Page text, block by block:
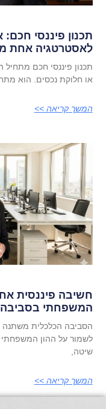
תכנון פיננסי חכם:
לאסטרטגיה אחת
תכנון פיננסי חכם
או חלוקת נכסים. הוא
המשך קריאה >>
חשיבה פיננסית
המשפחתי בסביבה
הסביבה הכלכלית
לשמור על ההון המשפחתי
שיטה,
המשך קריאה >>